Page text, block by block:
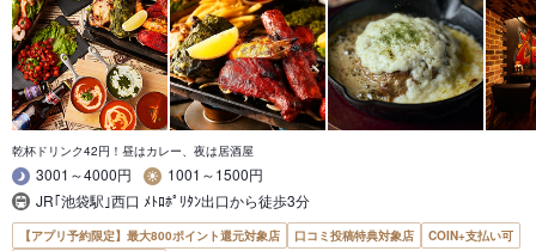
乾杯ドリンク42円！昼はカレー、夜は居酒屋
3001～4000円
1001～1500円
JR｢池袋駅｣西口 ﾒﾄﾛﾎﾟﾘﾀﾝ出口から徒歩3分
【アプリ予約限定】最大800ポイント還元対象店 口コミ投稿特典対象店
COIN+支払い可